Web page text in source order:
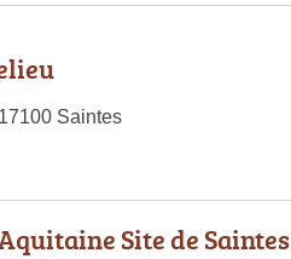
Saintes
Site de Saintes